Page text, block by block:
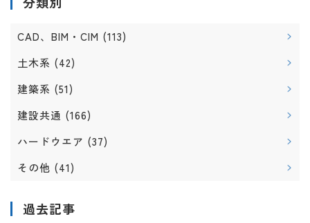
CAD、BIM・CIM (113)
土木系 (42)
建築系 (51)
建設共通 (166)
ハードウエア (37)
その他 (41)
過去記事